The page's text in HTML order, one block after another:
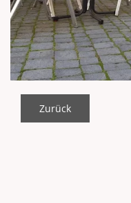
Zurück